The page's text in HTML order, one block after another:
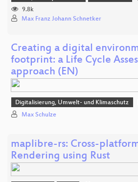
9.8k
Max Franz Johann Schnetker
Creating a digital
footprint: a Life Cycle
approach (EN)
Digitalisierung, Umwelt- und Klimaschutz
Max Schulze
maplibre-rs: Cross-
Rendering using Rust